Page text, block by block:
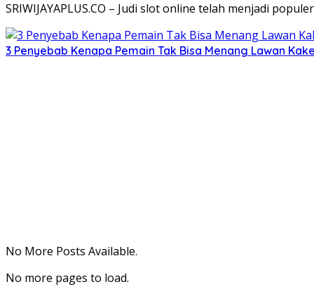
SRIWIJAYAPLUS.CO – Judi slot online telah menjadi
3 Penyebab Kenapa Pemain Tak Bisa Menang Lawan
No More Posts Available.
No more pages to load.